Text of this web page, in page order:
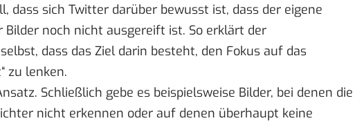
dass sich Twitter darüber bewusst ist, dass der eigene
noch nicht ausgereift ist. So erklärt der
dass das Ziel darin besteht, den Fokus auf das
zu lenken.
Schließlich gebe es beispielsweise Bilder, bei denen die
nicht erkennen oder auf denen überhaupt keine